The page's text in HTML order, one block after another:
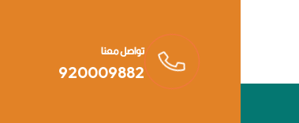
تواصل معنا
920009882